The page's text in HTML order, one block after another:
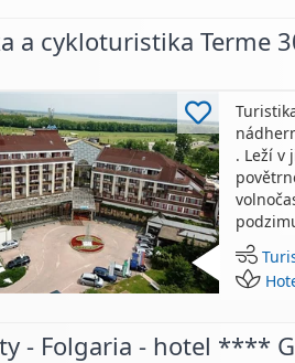
a cykloturistika Terme
. Leží v
- Folgaria - hotel ****